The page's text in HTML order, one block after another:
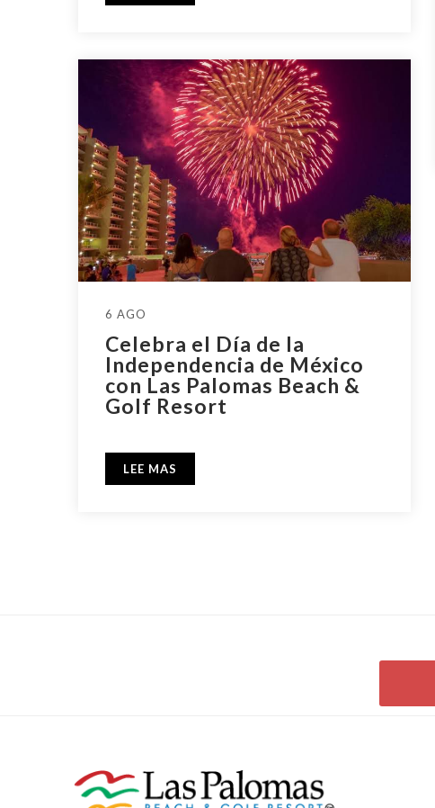
6 AGO
Celebra el Día de la
Independencia de México
con Las Palomas Beach &
Golf Resort
LEE MAS